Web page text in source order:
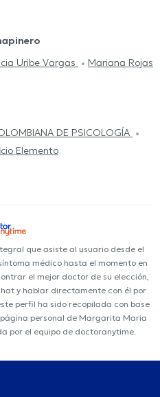
Uribe Vargas Mariana Rojas
DE PSICOLOGÍA
Elemento
que asiste al usuario desde el
médico hasta el momento en
el mejor doctor de su elección,
y hablar directamente con él por
perfil ha sido recopilada con base
personal de Margarita Maria
por el equipo de doctoranytime.